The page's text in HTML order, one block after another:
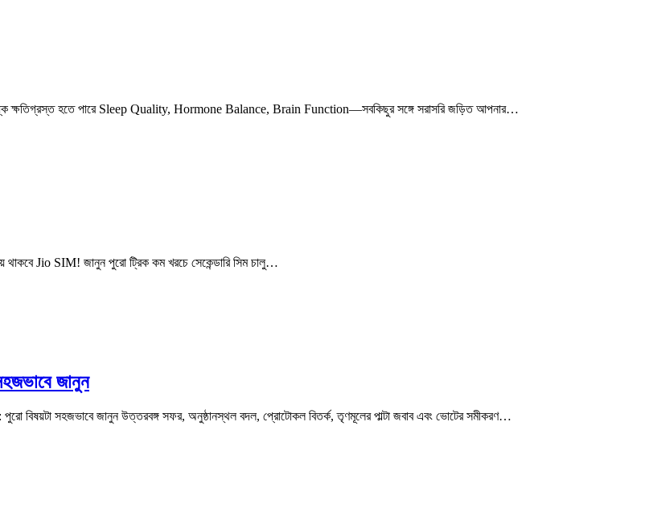
ক্ষতিগ্রস্ত হতে পারে Sleep Quality, Hormone Balance, Brain Function—সবকিছুর সঙ্গে সরাসরি জড়িত আপনার…
Jio SIM! জানুন পুরো ট্রিক কম খরচে সেকেন্ডারি সিম চালু…
জানুন
বিষয়টা সহজভাবে জানুন উত্তরবঙ্গ সফর, অনুষ্ঠানস্থল বদল, প্রোটোকল বিতর্ক, তৃণমূলের পাল্টা জবাব এবং ভোটের সমীকরণ…